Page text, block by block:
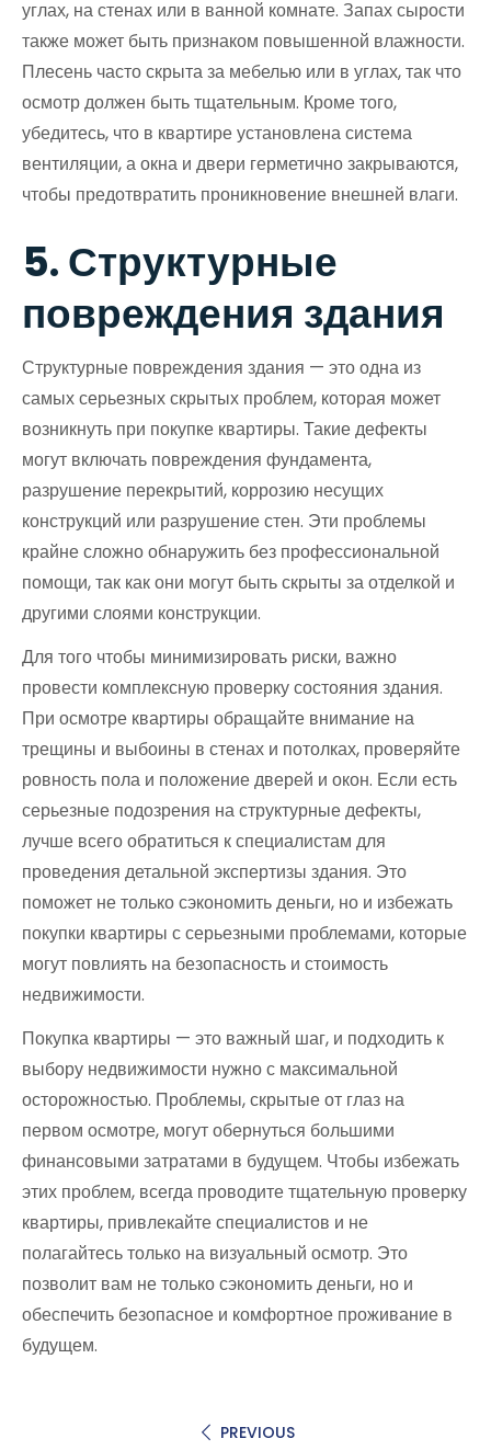
углах, на стенах или в ванной комнате. Запах сырости
также может быть признаком повышенной влажности.
Плесень часто скрыта за мебелью или в углах, так что
осмотр должен быть тщательным. Кроме того,
убедитесь, что в квартире установлена система
вентиляции, а окна и двери герметично закрываются,
чтобы предотвратить проникновение внешней влаги.
5. Структурные
повреждения здания
Структурные повреждения здания — это одна из
самых серьезных скрытых проблем, которая может
возникнуть при покупке квартиры. Такие дефекты
могут включать повреждения фундамента,
разрушение перекрытий, коррозию несущих
конструкций или разрушение стен. Эти проблемы
крайне сложно обнаружить без профессиональной
помощи, так как они могут быть скрыты за отделкой и
другими слоями конструкции.
Для того чтобы минимизировать риски, важно
провести комплексную проверку состояния здания.
При осмотре квартиры обращайте внимание на
трещины и выбоины в стенах и потолках, проверяйте
ровность пола и положение дверей и окон. Если есть
серьезные подозрения на структурные дефекты,
лучше всего обратиться к специалистам для
проведения детальной экспертизы здания. Это
поможет не только сэкономить деньги, но и избежать
покупки квартиры с серьезными проблемами, которые
могут повлиять на безопасность и стоимость
недвижимости.
Покупка квартиры — это важный шаг, и подходить к
выбору недвижимости нужно с максимальной
осторожностью. Проблемы, скрытые от глаз на
первом осмотре, могут обернуться большими
финансовыми затратами в будущем. Чтобы избежать
этих проблем, всегда проводите тщательную проверку
квартиры, привлекайте специалистов и не
полагайтесь только на визуальный осмотр. Это
позволит вам не только сэкономить деньги, но и
обеспечить безопасное и комфортное проживание в
будущем.
PREVIOUS